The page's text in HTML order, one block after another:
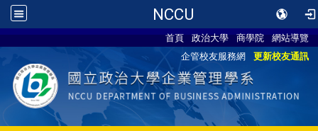
NCCU
首頁 政治大學 商學院
網站導覽
企管校友服務網
更新校友通訊